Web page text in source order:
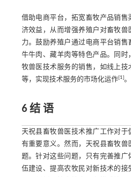
借助电商平台，拓宽畜牧产品销售
济效益，从而增强养殖户对畜牧兽
力。鼓励养殖户通过电商平台销售
牛牛肉、藏羊肉等特色产品。同时
牧兽医技术服务的销售，如线上技
等，实现技术服务的市场化运作[1]。
6 结 语
天祝县畜牧兽医技术推广工作对于
有重要意义。然而，天祝县畜牧兽
题。针对这些问题，只有完善推广
伍建设、提高农牧民对新技术的接